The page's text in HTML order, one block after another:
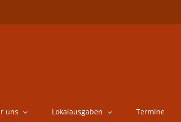
uns Lokalausgaben Termine